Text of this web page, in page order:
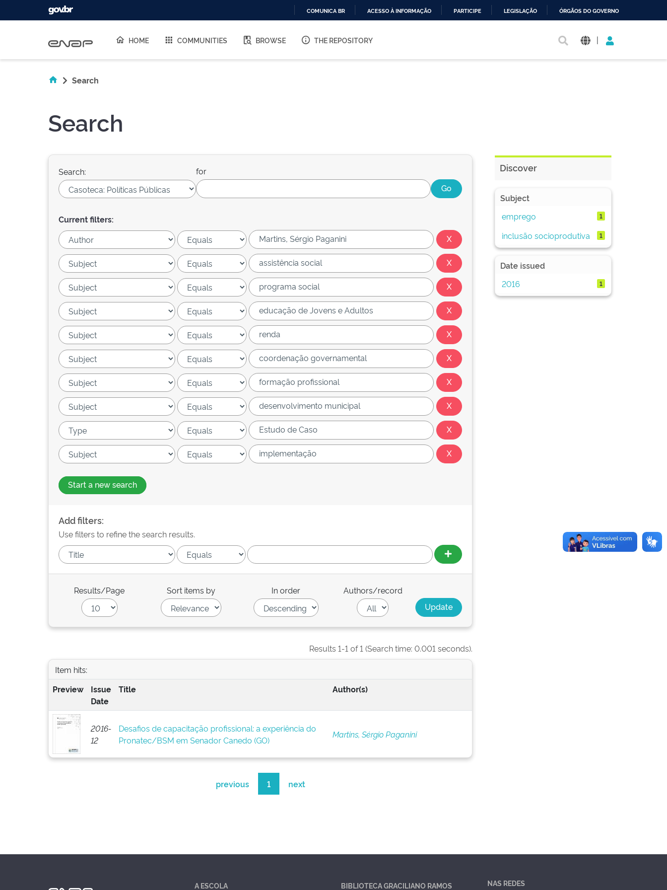
O
COMUNICA BR ACESSO À INFORMAÇÃO PARTICIPE LEGISLAÇÃO ÓRGÃOS DO GOVERNO
HOME COMMUNITIES BROWSE THE REPOSITORY |
Search
Search
Search: for
Current filters:
Start a new search
Add filters:
Use filters to refine the search results.
Results/Page Sort items by In order Authors/record
Results 1-1 of 1 (Search time: 0.001 seconds).
Item hits:
Preview
Issue
Date
Title Author(s)
2016-
12
Desafios de capacitação profissional: a experiência do
Pronatec/BSM em Senador Canedo (GO)
Martins, Sérgio Paganini
previous 1 next
Discover
Subject
emprego
1
inclusão socioprodutiva 1
Date issued
2016
1
A ESCOLA BIBLIOTECA GRACILIANO RAMOS NAS REDES